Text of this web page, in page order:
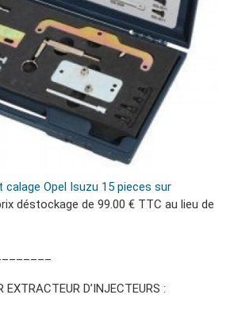
Opel Isuzu 15 pieces sur
déstockage de 99.00 € TTC au lieu de
D’INJECTEURS :